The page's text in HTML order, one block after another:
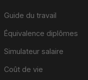
Guide du travail
Équivalence diplômes
Simulateur salaire
Coût de vie